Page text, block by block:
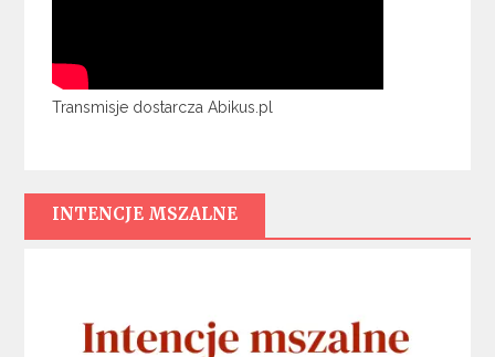
Transmisje dostarcza Abikus.pl
INTENCJE MSZALNE